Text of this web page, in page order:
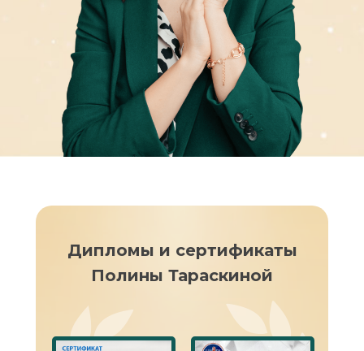
Дипломы и сертификаты
Полины Тараскиной